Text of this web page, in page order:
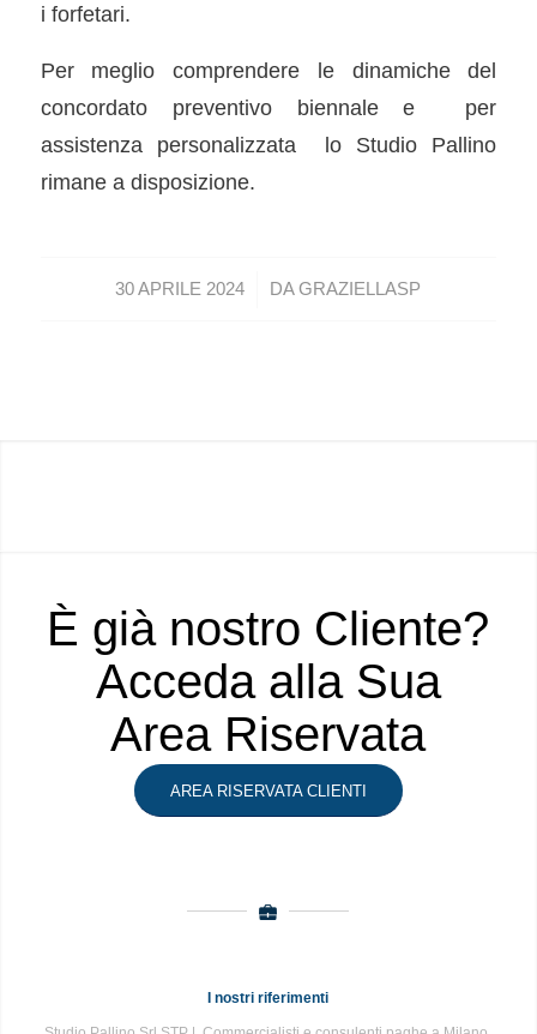
i forfetari.
Per meglio comprendere le dinamiche del
concordato preventivo biennale e per
assistenza personalizzata lo Studio Pallino
rimane a disposizione.
30 APRILE 2024
/ DAGRAZIELLASP
È già nostro Cliente?
Acceda alla Sua
Area Riservata
AREA RISERVATA CLIENTI
I nostri riferimenti